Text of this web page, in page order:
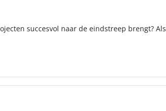
succesvol naar de eindstreep brengt? Als